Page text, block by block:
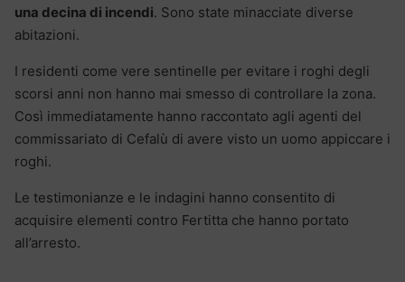
una decina di incendi. Sono state minacciate diverse
abitazioni.
I residenti come vere sentinelle per evitare i roghi degli
scorsi anni non hanno mai smesso di controllare la zona.
Così immediatamente hanno raccontato agli agenti del
commissariato di Cefalù di avere visto un uomo appiccare i
roghi.
Le testimonianze e le indagini hanno consentito di
acquisire elementi contro Fertitta che hanno portato
all’arresto.